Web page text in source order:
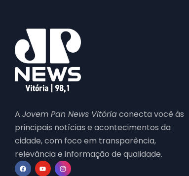
A Jovem Pan News Vitóriaconecta você às
principais notícias e acontecimentos da
cidade, com foco em transparência,
relevância e informação de qualidade.